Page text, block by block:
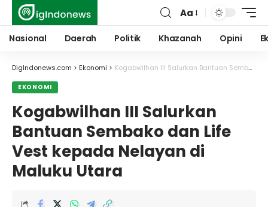
Font
Resizer
Aa
Nasional Daerah Politik Khazanah Opini
DigIndonews.com > Ekonomi > Kogabwilhan III Salurkan Bantuan Sembako dan Life Vest kepada Nelayan di Maluku Utara
EKONOMI
Kogabwilhan III Salurkan
Bantuan Sembako dan Life
Vest kepada Nelayan di
Maluku Utara